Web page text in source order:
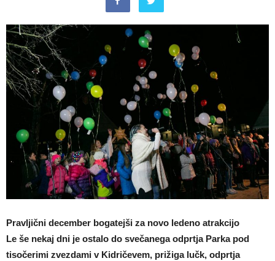
Pravljični december bogatejši za novo ledeno atrakcijo
Le še nekaj dni je ostalo do svečanega odprtja Parka pod
tisočerimi zvezdami v Kidričevem, prižiga lučk, odprtja